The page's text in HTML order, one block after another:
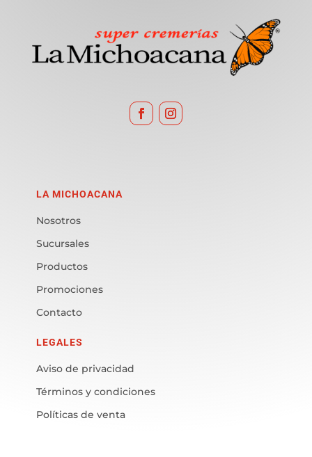
LA MICHOACANA
Nosotros
Sucursales
Productos
Promociones
Contacto
LEGALES
Aviso de privacidad
Términos y condiciones
Políticas de venta